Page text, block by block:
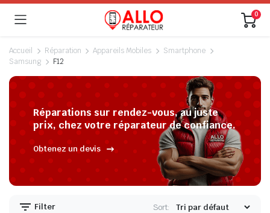
0
Accueil Réparation Appareils Mobiles
Smartphone
Samsung
F12
Réparations sur rendez-vous, au juste
prix, chez votre réparateur de confiance.
Obtenez un devis
Filter Sort: